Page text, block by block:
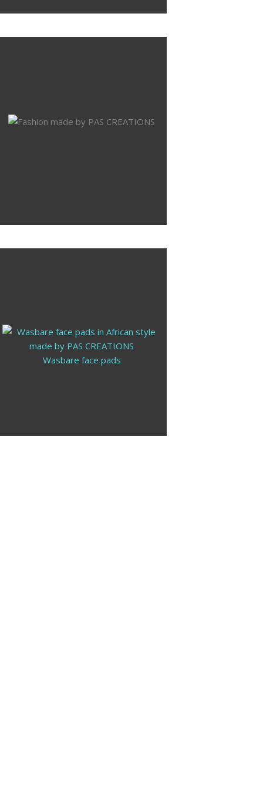
Wasbare lunch wrap
Wasbaar snackzakje
Wasbare face pads